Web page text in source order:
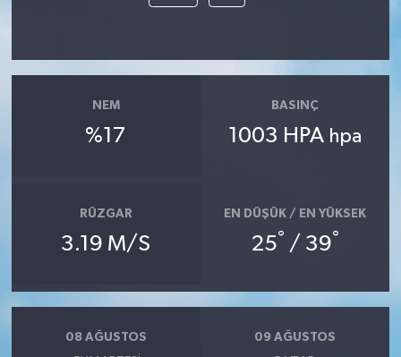
NEM
%17
BASINÇ
1003 HPA hpa
RÜZGAR
3.19 M/S
EN DÜŞÜK / EN YÜKSEK
25° / 39°
08 AĞUSTOS 09 AĞUSTOS